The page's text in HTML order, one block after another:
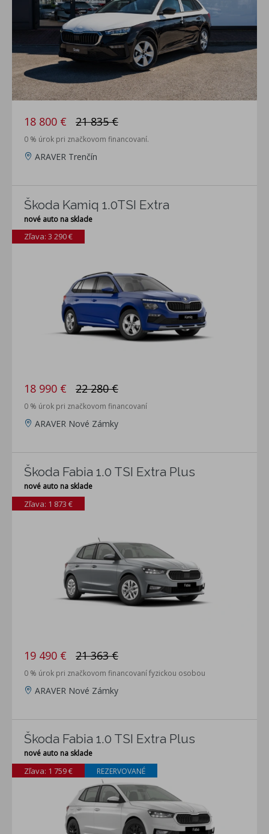
18 800 € 21 835 €
0 % úrok pri značkovom financovaní.
ARAVER Trenčín
Škoda Kamiq 1.0TSI Extra
nové auto na sklade
Zľava: 3 290 €
18 990 € 22 280 €
0 % úrok pri značkovom financovaní
ARAVER Nové Zámky
Škoda Fabia 1.0 TSI Extra Plus
nové auto na sklade
Zľava: 1 873 €
19 490 € 21 363 €
0 % úrok pri značkovom financovaní fyzickou osobou
ARAVER Nové Zámky
Škoda Fabia 1.0 TSI Extra Plus
nové auto na sklade
Zľava: 1 759 € REZERVOVANÉ